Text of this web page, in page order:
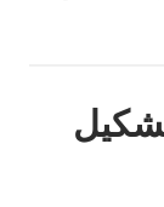
تشكيل